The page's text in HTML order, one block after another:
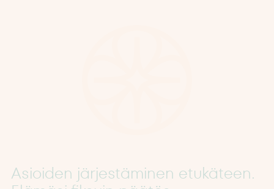
Asioiden järjestäminen etukäteen.